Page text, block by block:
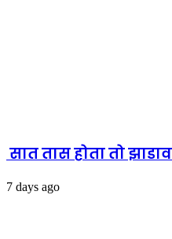
सात तास होता तो
7 days ago